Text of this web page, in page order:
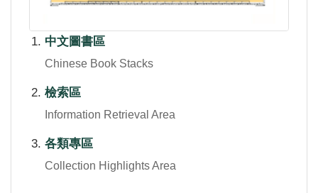
中文圖書區
Chinese Book Stacks
檢索區
Information Retrieval Area
各類專區
Collection Highlights Area